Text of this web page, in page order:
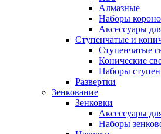
Алмазные
Наборы
Аксессуары
Ступенчатые и
Ступенчатые
Конические
Наборы
Развертки
Зенкование
Зенковки
Аксессуары
Наборы